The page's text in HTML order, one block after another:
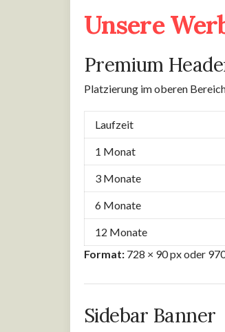
Unsere
Premium
Platzierung im oberen
Laufzeit
1 Monat
3 Monate
6 Monate
12 Monate
Format: 728 × 90 px oder
Sidebar Banner